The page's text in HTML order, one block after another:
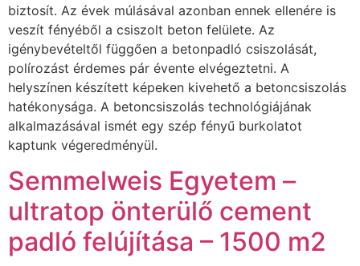
biztosít. Az évek múlásával azonban ennek ellenére is
veszít fényéből a csiszolt beton felülete. Az
igénybevételtől függően a betonpadló csiszolását,
polírozást érdemes pár évente elvégeztetni. A
helyszínen készített képeken kivehető a betoncsiszolás
hatékonysága. A betoncsiszolás technológiájának
alkalmazásával ismét egy szép fényű burkolatot
kaptunk végeredményül.
Semmelweis Egyetem –
ultratop önterülő cement
padló felújítása – 1500 m2